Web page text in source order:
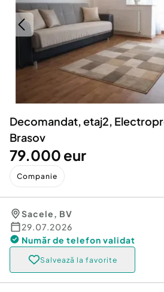
Servicii
Animale de companie
Afaceri și echipamente
Inchiriere Bunuri si Vehicule
Utilaje agricole si industriale
Piese auto si accesorii
Dacia Duster
Decomandat, etaj2,
Brasov
79.000 eur
Companie
Sacele, BV
29.07.2026
Număr de telefon validat
Salvează la favorite